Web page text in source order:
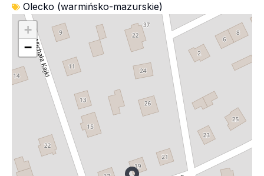
Olecko (warmińsko-mazurskie)
+
−